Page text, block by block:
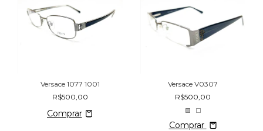
Versace 1077 1001
R$500,00
Versace V0307
R$500,00
Comprar